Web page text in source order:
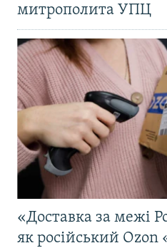
митрополита УПЦ
«Доставка за межі
як російський